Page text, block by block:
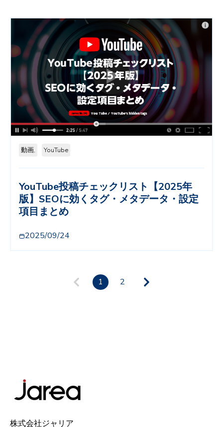
動画, YouTube
YouTube投稿チェックリスト【2025年
版】SEOに効くタグ・メタデータ・設定
項目まとめ
2025/09/24
1 2
株式会社ジャリア